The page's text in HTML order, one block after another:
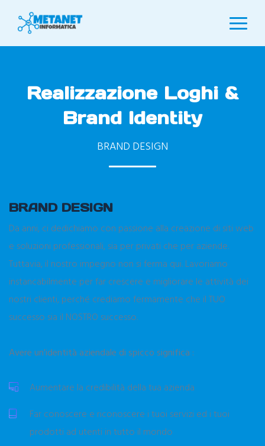
Realizzazione Loghi &
Brand Identity
BRAND DESIGN
BRAND DESIGN
Da anni, ci dedichiamo con passione alla creazione di siti web
e soluzioni professionali, sia per privati che per aziende.
Tuttavia, il nostro impegno non si ferma qui. Lavoriamo
instancabilmente per far crescere e migliorare le attività dei
nostri clienti, perché crediamo fermamente che il TUO
successo sia il NOSTRO successo.
Avere un'identità aziendale di spicco significa :
Aumentare la credibilità della tua azienda
Far conoscere e riconoscere i tuoi servizi ed i tuoi
prodotti ad utenti in tutto il mondo